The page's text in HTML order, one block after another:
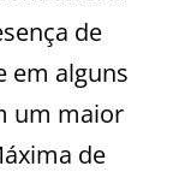
de
em alguns
um maior
de